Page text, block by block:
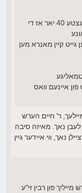
אינטערעסאנט קיינער האט נישט געוויסט די לעצטע 40 יאר אז די
קיין מאנרא מען
איינעם וואס
ר' חיים הערש
לעבן נאך. מאיזה סיבה
נאך, ווי איידער גיין
פון רבין זי"ע